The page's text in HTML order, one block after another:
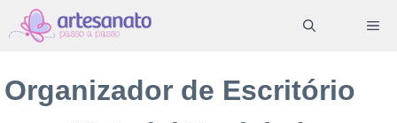
Pular
para
conteúdo
Organizador de Escritório